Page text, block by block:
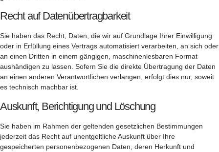
Recht auf Daten­übertrag­barkeit
Sie haben das Recht, Daten, die wir auf Grundlage Ihrer Einwilligung
oder in Erfüllung eines Vertrags automatisiert verarbeiten, an sich oder
an einen Dritten in einem gängigen, maschinenlesbaren Format
aushändigen zu lassen. Sofern Sie die direkte Übertragung der Daten
an einen anderen Verantwortlichen verlangen, erfolgt dies nur, soweit
es technisch machbar ist.
Auskunft, Berichtigung und Löschung
Sie haben im Rahmen der geltenden gesetzlichen Bestimmungen
jederzeit das Recht auf unentgeltliche Auskunft über Ihre
gespeicherten personenbezogenen Daten, deren Herkunft und